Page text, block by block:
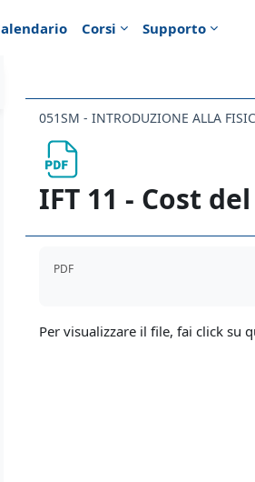
Corsi Supporto
051SM - INTRODUZIONE ALLA
IFT 11 - Cost
PDF
Per visualizzare il file, fai click su